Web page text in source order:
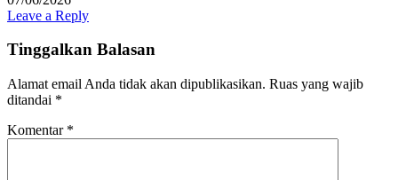
Leave a Reply
Tinggalkan Balasan
Alamat email Anda tidak akan dipublikasikan. Ruas yang wajib
ditandai *
Komentar *